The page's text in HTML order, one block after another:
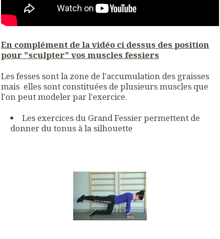
En complément de la vidéo ci dessus des position
pour "sculpter" vos muscles fessiers
Les fesses sont la zone de l'accumulation des graisses
mais elles sont constituées de plusieurs muscles que
l'on peut modeler par l'exercice.
Les exercices du Grand Fessier permettent de
donner du tonus à la silhouette